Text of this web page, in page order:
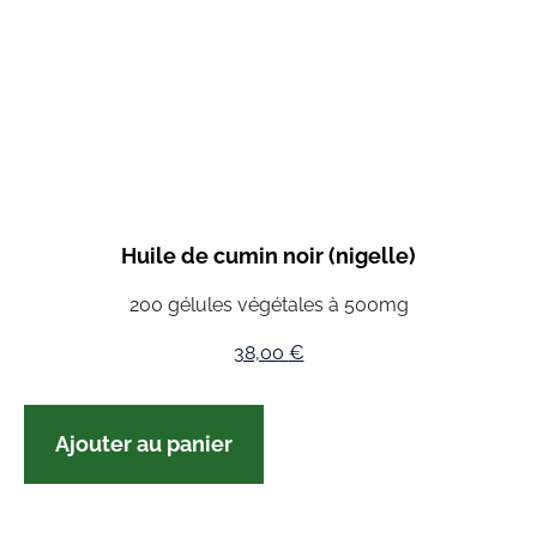
Huile de cumin noir (nigelle)
200 gélules végétales à 500mg
38,00 €
Ajouter au panier